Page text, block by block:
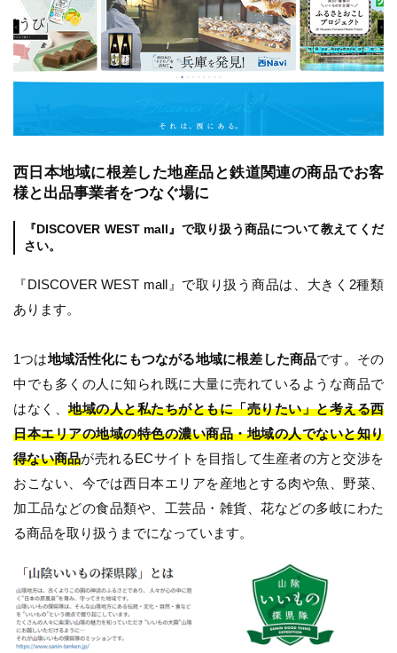
西日本地域に根差した地産品と鉄道関連の商品でお客
様と出品事業者をつなぐ場に
『DISCOVER WEST mall』で取り扱う商品について教えてくだ
さい。
『DISCOVER WEST mall』で取り扱う商品は、大きく2種類
あります。
1つは地域活性化にもつながる地域に根差した商品です。その
中でも多くの人に知られ既に大量に売れているような商品で
はなく、地域の人と私たちがともに「売りたい」と考える西
日本エリアの地域の特色の濃い商品・地域の人でないと知り
得ない商品が売れるECサイトを目指して生産者の方と交渉を
おこない、今では西日本エリアを産地とする肉や魚、野菜、
加工品などの食品類や、工芸品・雑貨、花などの多岐にわた
る商品を取り扱うまでになっています。